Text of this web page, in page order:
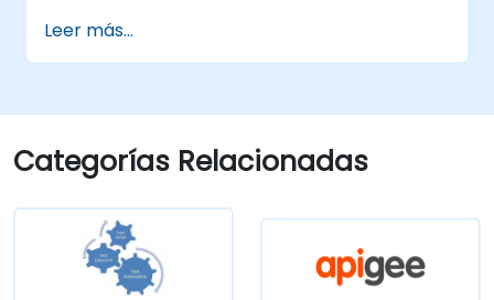
Selenium.
Leer más...
Categorías Relacionadas